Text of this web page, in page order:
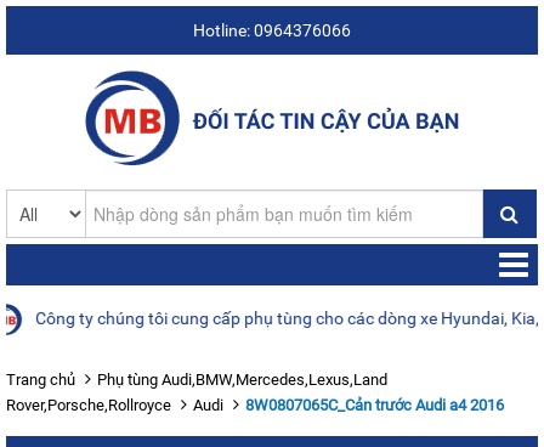
Hotline: 0964376066
Công ty chúng tôi cung cấp phụ tùng cho các dòng xe Hyundai, Kia,
Trang chủ
Phụ tùng Audi,BMW,Mercedes,Lexus,Land
Rover,Porsche,Rollroyce
Audi 8W0807065C_Cản trước Audi a4 2016